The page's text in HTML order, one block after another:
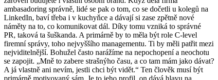
ambasadoring správně, lidé se pak o tom, co se dočetli u kolegů na
LinkedIn, baví třeba i v kuchyňce a dávají si zase zpětně nové
náměty na to, co komunikovat dál. Díky tomu vzniká to správné
PR, taková ta šuškanda. A primárně by to měla být role C-level
firemní správy, toho nejvyššího managementu. Ti by měli patřit mezi
nejviditelnější. Bohužel často narážíme na nepochopení a neochotu
se zapojit. „Mně to zabere strašnýho času, a co tam mám jako dávat?
A já vlastně ani nevím, jestli chci být vidět.“ Ten člověk musí být
primárně motivovaný sám. Je to jeho profil, on dává hlavu na